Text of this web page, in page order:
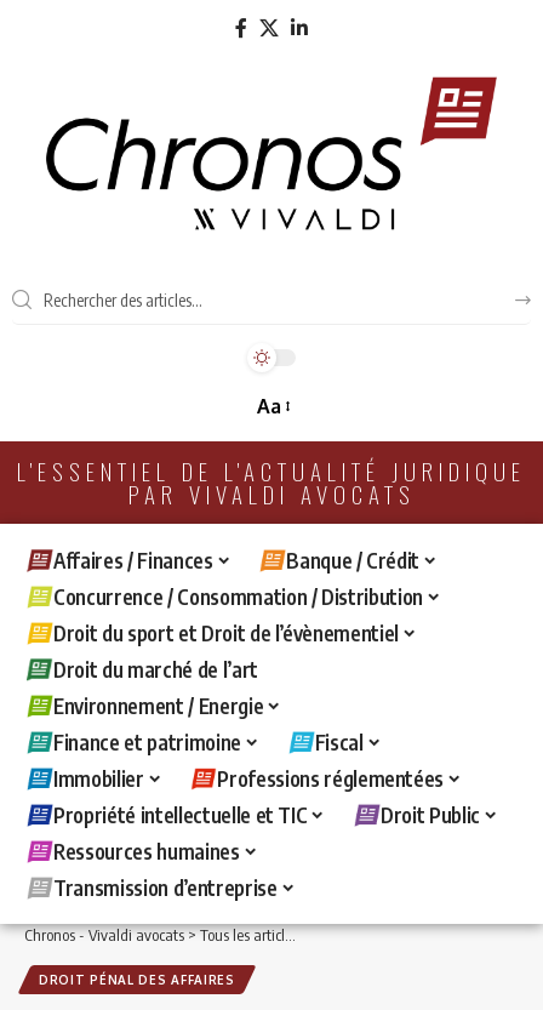
Aa
L'ESSENTIEL DE L'ACTUALITÉ JURIDIQUE
PAR VIVALDI AVOCATS
Affaires / Finances
Banque / Crédit
Concurrence / Consommation / Distribution
Droit du sport et Droit de l’évènementiel
Droit du marché de l’art
Environnement / Energie
Finance et patrimoine
Fiscal
Immobilier
Professions réglementées
Propriété intellectuelle et TIC
Droit Public
Ressources humaines
Transmission d’entreprise
Chronos - Vivaldi avocats>Tous les articles >Affaires / Finances>Droit pénal
DROIT PÉNAL DES AFFAIRES